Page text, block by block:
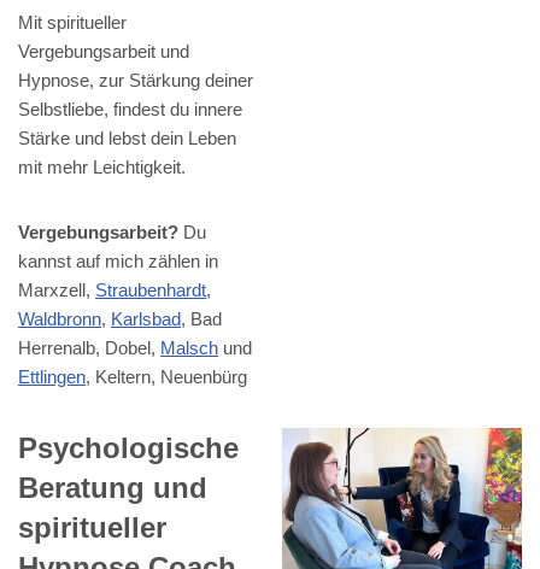
Mit spiritueller
Vergebungsarbeit und
Hypnose, zur Stärkung deiner
Selbstliebe, findest du innere
Stärke und lebst dein Leben
mit mehr Leichtigkeit.
Vergebungsarbeit? Du
kannst auf mich zählen in
Marxzell, Straubenhardt,
Waldbronn, Karlsbad, Bad
Herrenalb, Dobel, Malsch und
Ettlingen, Keltern, Neuenbürg
Psychologische
Beratung und
spiritueller